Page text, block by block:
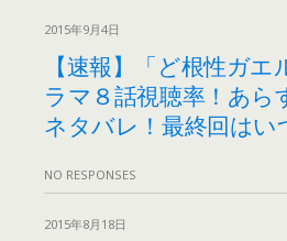
2015年9月4日
【速報】「ど根性ガエ
ラマ８話視聴率！あら
ネタバレ！最終回はい
NO RESPONSES
2015年8月18日